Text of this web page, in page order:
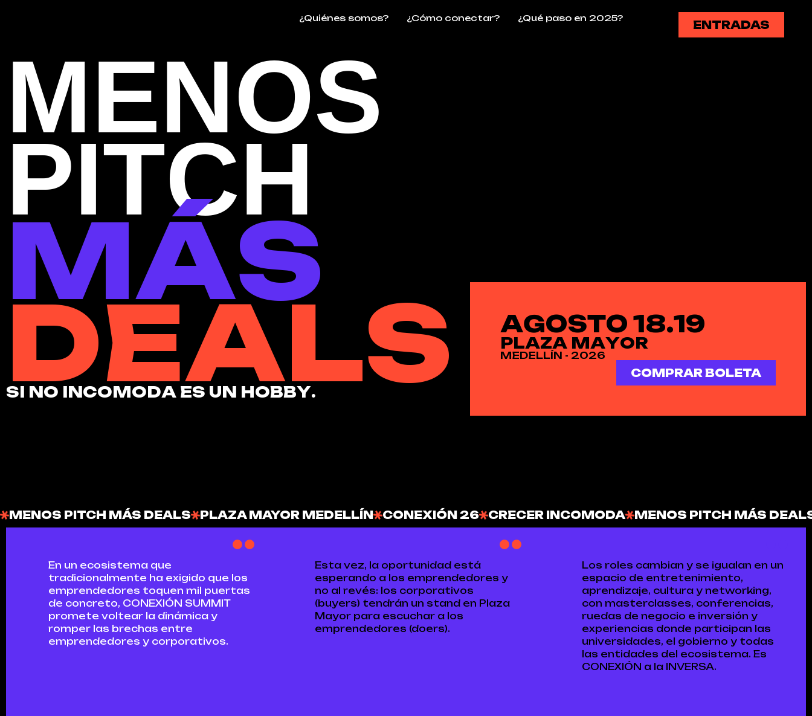
¿Quiénes somos? ¿Cómo conectar? ¿Qué paso en 2025?
ENTRADAS
MENOS
PITCH
MÁS
DEALS
SI NO INCOMODA ES UN HOBBY.
AGOSTO 18.19
PLAZA MAYOR
MEDELLÍN - 2026
COMPRAR BOLETA
MENOS PITCH MÁS DEALS PLAZA MAYOR MEDELLÍN CONEXIÓN 26 CRECER INCOMODA MENOS PITCH MÁS
En un ecosistema que
tradicionalmente ha exigido que los
emprendedores toquen mil puertas
de concreto, CONEXIÓN SUMMIT
promete voltear la dinámica y
romper las brechas entre
emprendedores y corporativos.
Esta vez, la oportunidad está
esperando a los emprendedores y
no al revés: los corporativos
(buyers) tendrán un stand en Plaza
Mayor para escuchar a los
emprendedores (doers).
Los roles cambian y se igualan en un
espacio de entretenimiento,
aprendizaje, cultura y networking,
con masterclasses, conferencias,
ruedas de negocio e inversión y
experiencias donde participan las
universidades, el gobierno y todas
las entidades del ecosistema. Es
CONEXIÓN a la INVERSA.